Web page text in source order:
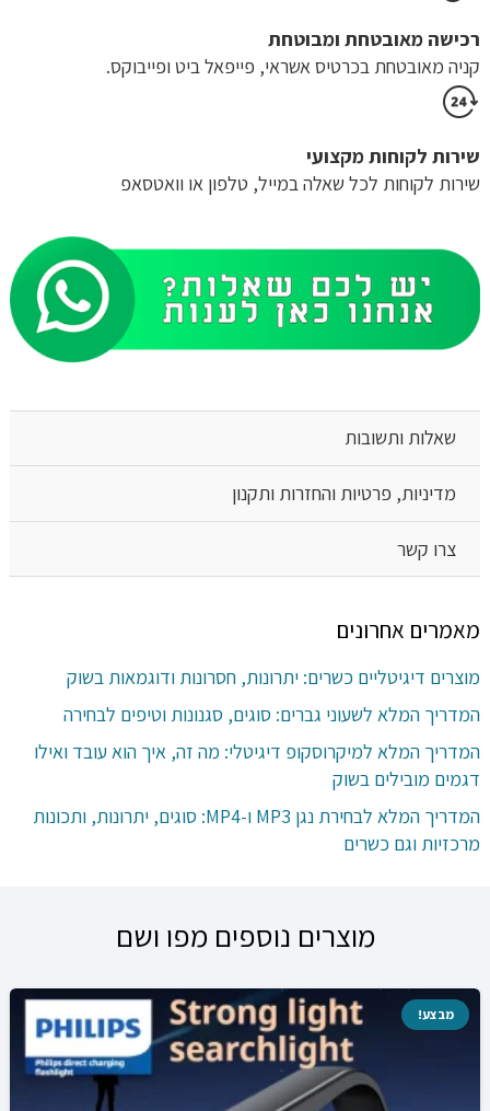
רכישה​ ​מאובטחת ומבוטחת
קניה מאובטחת בכרטיס אשראי, פייפאל ביט ופייבוקס.
שירות לקוחות מקצועי
שירות לקוחות לכל שאלה במייל, טלפון או וואטסאפ
שאלות ותשובות
מדיניות, פרטיות והחזרות ותקנון
צרו קשר
מאמרים אחרונים
מוצרים דיגיטליים כשרים: יתרונות, חסרונות ודוגמאות בשוק
המדריך המלא לשעוני גברים: סוגים, סגנונות וטיפים לבחירה
המדריך המלא למיקרוסקופ דיגיטלי: מה זה, איך הוא עובד ואילו
דגמים מובילים בשוק
המדריך המלא לבחירת נגן MP3 ו-MP4: סוגים, יתרונות, ותכונות
מרכזיות וגם כשרים
מוצרים נוספים מפו ושם
מבצע!